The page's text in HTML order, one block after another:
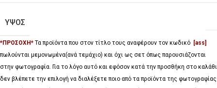
ΥΨΟΣ
*ΠΡΟΣΟΧΗ* Τα προϊόντα που στον τίτλο τους αναφέρουν τον κωδικό [ass]
πωλούνται μεμονωμένα(ανά τεμάχιο) και όχι ως σετ όπως παρουσιάζονται
στην φωτογραφία. Για το λόγο αυτό και εφόσον κατά την προσθήκη στο καλάθι
δεν βλέπετε την επιλογή να διαλέξετε ποιο από τα προϊόντα της φωτογραφίας